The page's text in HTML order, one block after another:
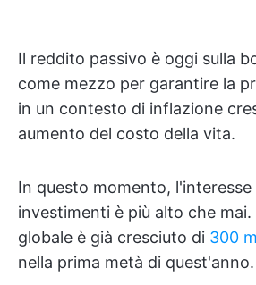
Il reddito passivo è oggi sulla
come mezzo per garantire la
in un contesto di inflazione
aumento del costo della vita.
In questo momento, l'interesse
investimenti è più alto che
globale è già cresciuto di 300
nella prima metà di quest'anno.